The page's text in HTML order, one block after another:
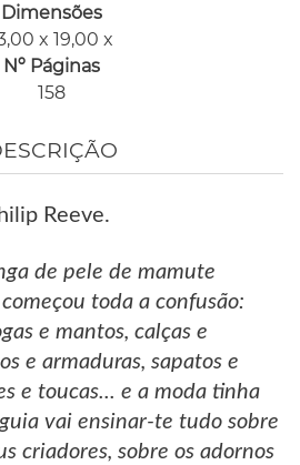
Dimensões
x 19,00 x
Nº Páginas
158
Reeve.
de pele de mamute
toda a confusão:
e mantos, calças e
e armaduras, sapatos e
e toucas... e a moda tinha
vai ensinar-te tudo sobre
criadores, sobre os adornos